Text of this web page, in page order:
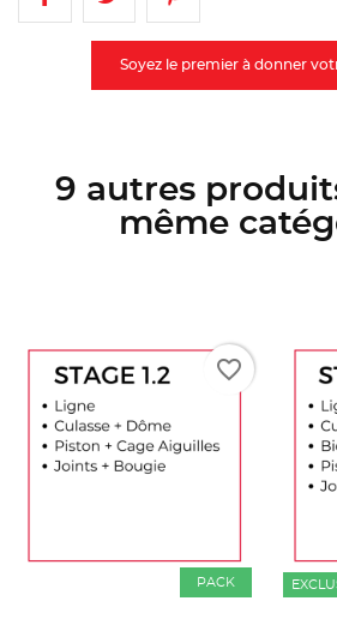
Soyez le premier à donner
9 autres
même
PACK
favorite_border